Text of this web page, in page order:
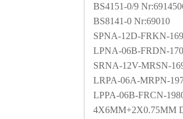
BS4151-0/9
BS8141-0 Nr:69010
SPNA-12D-FRKN-
LPNA-06B-FRDN-
SRNA-12V-MRSN-
LRPA-06A-MRPN-
LPPA-06B-FRCN-
4X6MM+2X0.75MM